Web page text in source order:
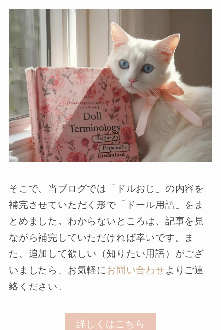
そこで、当ブログでは「ドルおじ」の内容を
補完させていただく形で「ドール用語」をま
とめました。わからないところは、記事を見
ながら補完していただければ幸いです。ま
た、追加して欲しい（知りたい用語）がござ
いましたら、お気軽にお問い合わせよりご連
絡ください。
詳しくはこちら